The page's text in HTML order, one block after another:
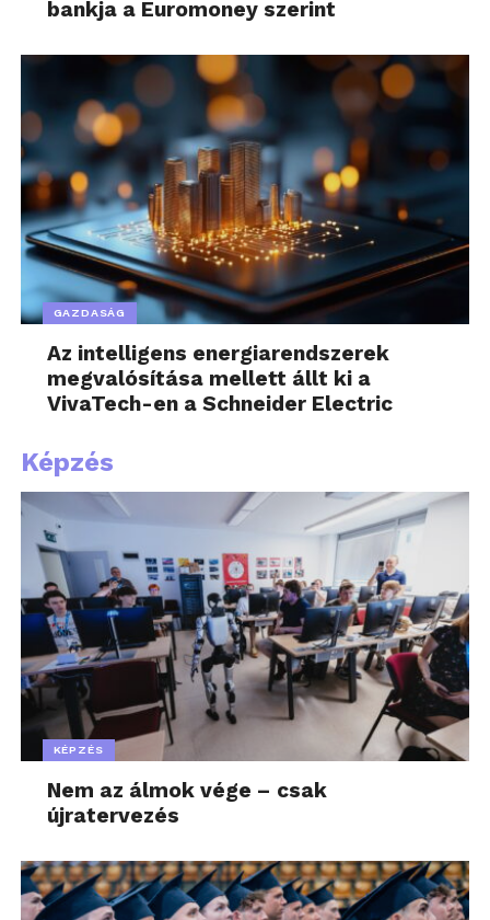
bankja a Euromoney szerint
GAZDASÁG
Az intelligens energiarendszerek
megvalósítása mellett állt ki a
VivaTech-en a Schneider Electric
Képzés
KÉPZÉS
Nem az álmok vége – csak
újratervezés